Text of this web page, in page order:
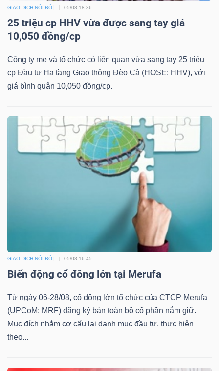
GIAO DỊCH NỘI BỘ 05/08 18:36
25 triệu cp HHV vừa được sang tay giá
10,050 đồng/cp
Công ty mẹ và tổ chức có liên quan vừa sang tay 25 triệu
cp Đầu tư Hạ tầng Giao thông Đèo Cả (HOSE: HHV), với
giá bình quân 10,050 đồng/cp.
GIAO DỊCH NỘI BỘ 05/08 16:45
Biến động cổ đông lớn tại Merufa
Từ ngày 06-28/08, cổ đông lớn tổ chức của CTCP Merufa
(UPCoM: MRF) đăng ký bán toàn bộ cổ phần nắm giữ.
Mục đích nhằm cơ cấu lại danh mục đầu tư, thực hiện
theo...
cụ
đầu
tư